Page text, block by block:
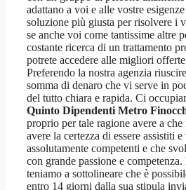
adattano a voi e alle vostre
soluzione più giusta per risolvere i
se anche voi come tantissime altre
costante ricerca di un trattamento
potrete accedere alle migliori offerte
Preferendo la nostra agenzia
somma di denaro che vi serve in
del tutto chiara e rapida. Ci
Quinto Dipendenti Metro
proprio per tale ragione avere a
avere la certezza di essere assistiti
assolutamente competenti e che
con grande passione e
teniamo a sottolineare che è
entro 14 giorni dalla sua stipula